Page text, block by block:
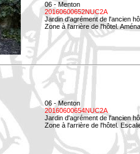
06 - Menton
20160600652NUC2A
Jardin d'agrément de l'ancien
Zone à l'arrière de l'hôtel.
06 - Menton
20160600654NUC2A
Jardin d'agrément de l'ancien
Zone à l'arrière de l'hôtel.